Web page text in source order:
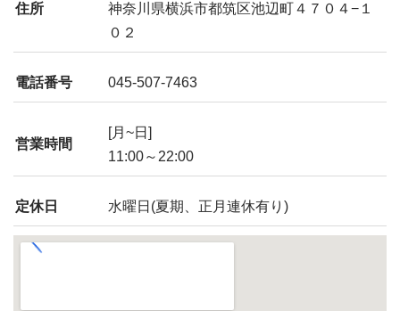
住所
神奈川県横浜市都筑区池辺町４７０４−１
０２
電話番号 045-507-7463
営業時間
[月~日]
11:00～22:00
定休日 水曜日(夏期、正月連休有り)